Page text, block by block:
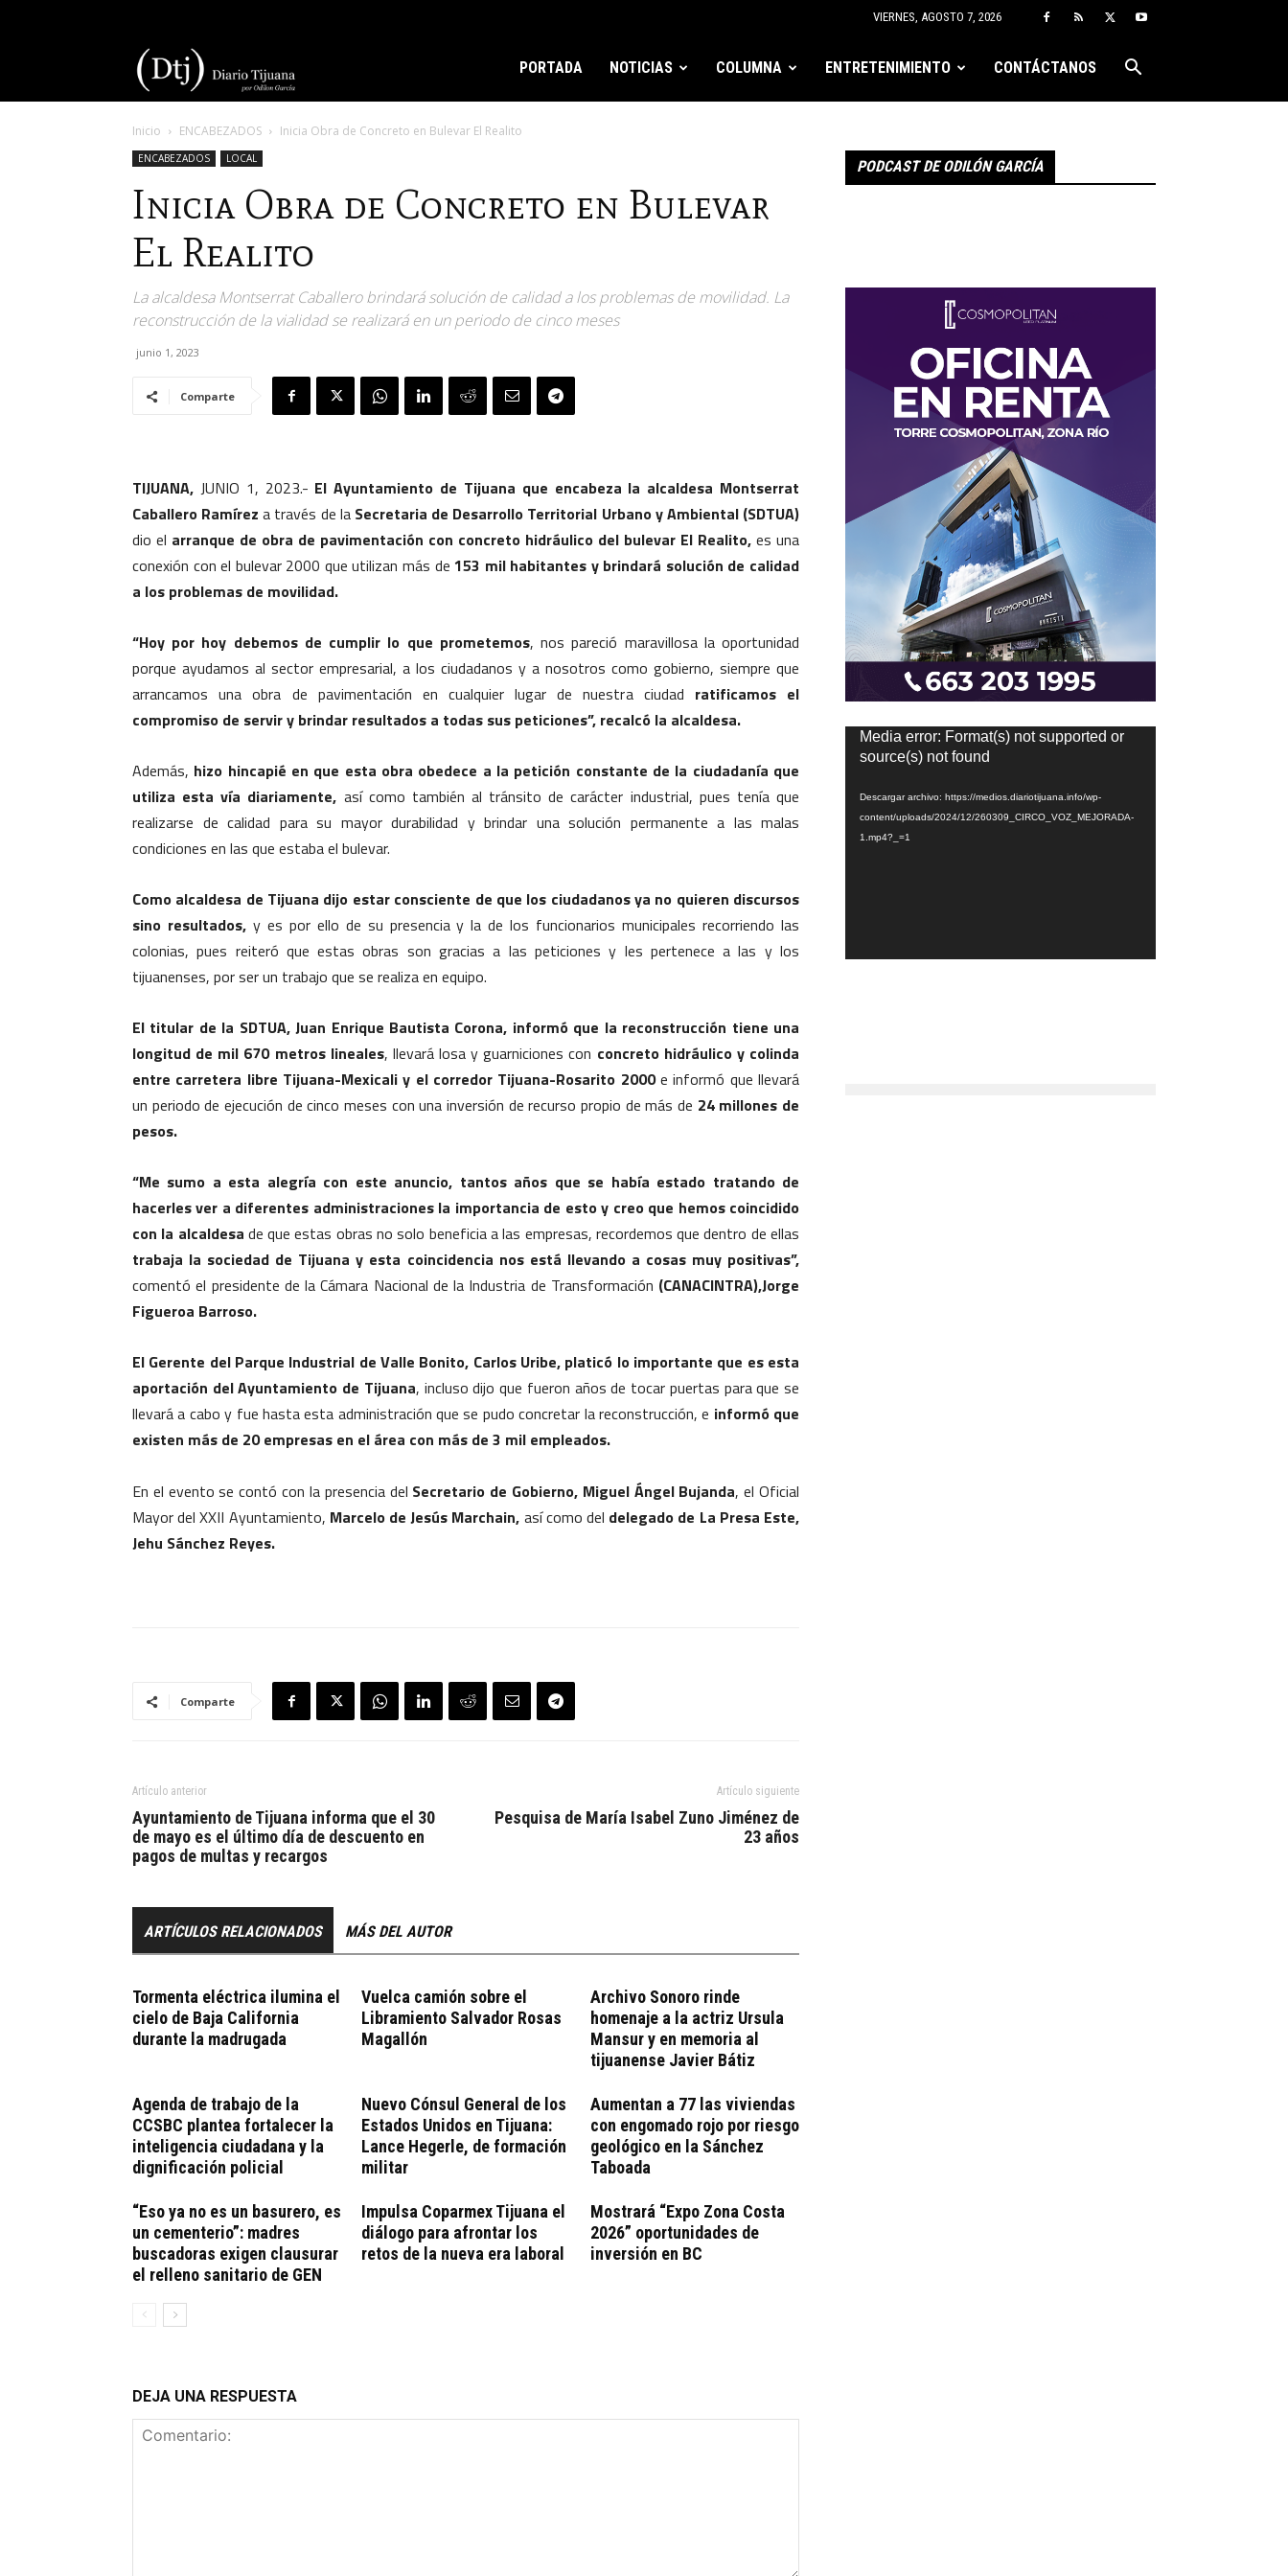
VIERNES, AGOSTO 7, 2026
Tijuana
PORTADA NOTICIAS COLUMNA ENTRETENIMIENTO CONTÁCTANOS
Inicio ENCABEZADOS Inicia Obra de Concreto en Bulevar El Realito
ENCABEZADOS LOCAL
Inicia Obra de Concreto en Bulevar
El Realito
La alcaldesa Montserrat Caballero brindará solución de calidad a los problemas de movilidad. La
reconstrucción de la vialidad se realizará en un periodo de cinco meses
junio 1, 2023
Comparte
TIJUANA, JUNIO 1, 2023.- El Ayuntamiento de Tijuana que encabeza la alcaldesa Montserrat
Caballero Ramírez a través de laSecretaria de Desarrollo Territorial Urbano y Ambiental (SDTUA)
dio el arranque de obra de pavimentación con concreto hidráulico del bulevar El Realito, es una
conexión con el bulevar 2000 que utilizan más de153 mil habitantes y brindará solución de calidad
a los problemas de movilidad.
“Hoy por hoy debemos de cumplir lo que prometemos, nos pareció maravillosa la oportunidad
porque ayudamos al sector empresarial, a los ciudadanos y a nosotros como gobierno, siempre que
arrancamos una obra de pavimentación en cualquier lugar de nuestra ciudad ratificamos el
compromiso de servir y brindar resultados a todas sus peticiones”, recalcó la alcaldesa.
Además, hizo hincapié en que esta obra obedece a la petición constante de la ciudadanía que
utiliza esta vía diariamente, así como también al tránsito de carácter industrial, pues tenía que
realizarse de calidad para su mayor durabilidad y brindar una solución permanente a las malas
condiciones en las que estaba el bulevar.
Como alcaldesa de Tijuana dijo estar consciente de que los ciudadanos ya no quieren discursos
sino resultados,y es por ello de su presencia y la de los funcionarios municipales recorriendo las
colonias, pues reiteró que estas obras son gracias a las peticiones y les pertenece a las y los
tijuanenses, por ser un trabajo que se realiza en equipo.
El titular de la SDTUA, Juan Enrique Bautista Corona, informó que la reconstrucción tiene una
longitud de mil 670 metros lineales, llevará losa y guarniciones con concreto hidráulico y colinda
entre carretera libre Tijuana-Mexicali y el corredor Tijuana-Rosarito 2000e informó que llevará
un periodo de ejecución de cinco meses con una inversión de recurso propio de más de 24 millones de
pesos.
“Me sumo a esta alegría con este anuncio, tantos años que se había estado tratando de
hacerles ver a diferentes administraciones la importancia de esto y creo que hemos coincidido
con la alcaldesa de que estas obras no solo beneficia a las empresas, recordemos que dentro de ellas
trabaja la sociedad de Tijuana y esta coincidencia nos está llevando a cosas muy positivas”,
comentó el presidente de la Cámara Nacional de la Industria de Transformación (CANACINTRA),Jorge
Figueroa Barroso.
El Gerente del Parque Industrial de Valle Bonito, Carlos Uribe, platicó lo importante que es esta
aportación del Ayuntamiento de Tijuana, incluso dijo que fueron años de tocar puertas para que se
llevará a cabo y fue hasta esta administración que se pudo concretar la reconstrucción, e informó que
existen más de 20 empresas en el área con más de 3 mil empleados.
En el evento se contó con la presencia del Secretario de Gobierno, Miguel Ángel Bujanda, el Oficial
Mayor del XXII Ayuntamiento, Marcelo de Jesús Marchain, así como del delegado de La Presa Este,
Jehu Sánchez Reyes.
Comparte
Artículo anterior
Ayuntamiento de Tijuana informa que el 30
de mayo es el último día de descuento en
pagos de multas y recargos
Artículo siguiente
Pesquisa de María Isabel Zuno Jiménez de
23 años
ARTÍCULOS RELACIONADOS MÁS DEL AUTOR
Tormenta eléctrica ilumina el
cielo de Baja California
durante la madrugada
Vuelca camión sobre el
Libramiento Salvador Rosas
Magallón
Archivo Sonoro rinde
homenaje a la actriz Ursula
Mansur y en memoria al
tijuanense Javier Bátiz
Agenda de trabajo de la
CCSBC plantea fortalecer la
inteligencia ciudadana y la
dignificación policial
Nuevo Cónsul General de los
Estados Unidos en Tijuana:
Lance Hegerle, de formación
militar
Aumentan a 77 las viviendas
con engomado rojo por riesgo
geológico en la Sánchez
Taboada
“Eso ya no es un basurero, es
un cementerio”: madres
buscadoras exigen clausurar
el relleno sanitario de GEN
Impulsa Coparmex Tijuana el
diálogo para afrontar los
retos de la nueva era laboral
Mostrará “Expo Zona Costa
2026” oportunidades de
inversión en BC
DEJA UNA RESPUESTA
PODCAST DE ODILÓN GARCÍA
Reproductor
de
Media error: Format(s) not supported or
source(s) not found
Descargar archivo: https://medios.diariotijuana.info/wp-
content/uploads/2024/12/260309_CIRCO_VOZ_MEJORADA-
1.mp4?_=1